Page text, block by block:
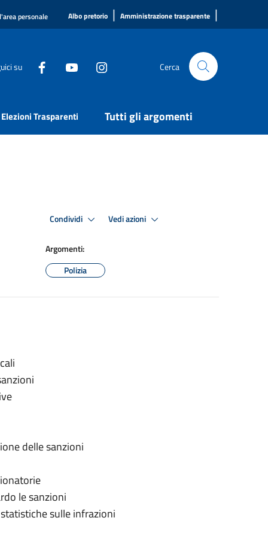
personale Albo pretorio | Amministrazione trasparente |
su Cerca
Elezioni Trasparenti Tutti gli argomenti
Condividi Vedi azioni
Argomenti:
Polizia
delle sanzioni
le sanzioni
sulle infrazioni